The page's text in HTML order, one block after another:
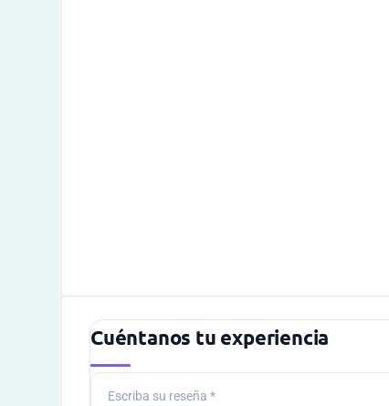
Cuéntanos tu experiencia